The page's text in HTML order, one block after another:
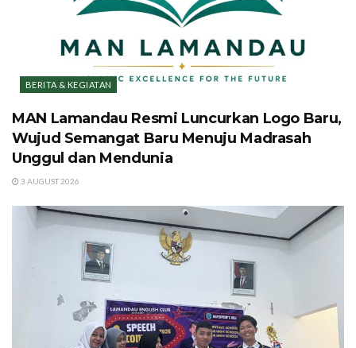
BERITA & KEGIATAN
MAN Lamandau Resmi Luncurkan Logo Baru,
Wujud Semangat Baru Menuju Madrasah
Unggul dan Mendunia
3 AUGUST 2026